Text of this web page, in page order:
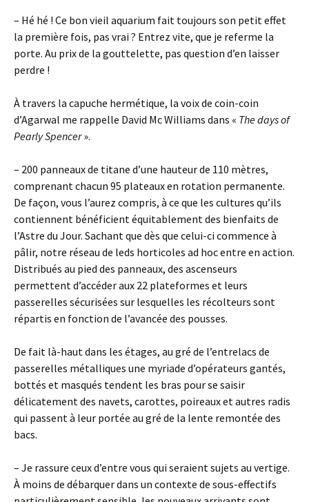
– Hé hé ! Ce bon vieil aquarium fait toujours son petit effet
la première fois, pas vrai ? Entrez vite, que je referme la
porte. Au prix de la gouttelette, pas question d’en laisser
perdre !
À travers la capuche hermétique, la voix de coin-coin
d’Agarwal me rappelle David Mc Williams dans « The days of
Pearly Spencer».
– 200 panneaux de titane d’une hauteur de 110 mètres,
comprenant chacun 95 plateaux en rotation permanente.
De façon, vous l’aurez compris, à ce que les cultures qu’ils
contiennent bénéficient équitablement des bienfaits de
l’Astre du Jour. Sachant que dès que celui-ci commence à
pâlir, notre réseau de leds horticoles ad hoc entre en action.
Distribués au pied des panneaux, des ascenseurs
permettent d’accéder aux 22 plateformes et leurs
passerelles sécurisées sur lesquelles les récolteurs sont
répartis en fonction de l’avancée des pousses.
De fait là-haut dans les étages, au gré de l’entrelacs de
passerelles métalliques une myriade d’opérateurs gantés,
bottés et masqués tendent les bras pour se saisir
délicatement des navets, carottes, poireaux et autres radis
qui passent à leur portée au gré de la lente remontée des
bacs.
– Je rassure ceux d’entre vous qui seraient sujets au vertige.
À moins de débarquer dans un contexte de sous-effectifs